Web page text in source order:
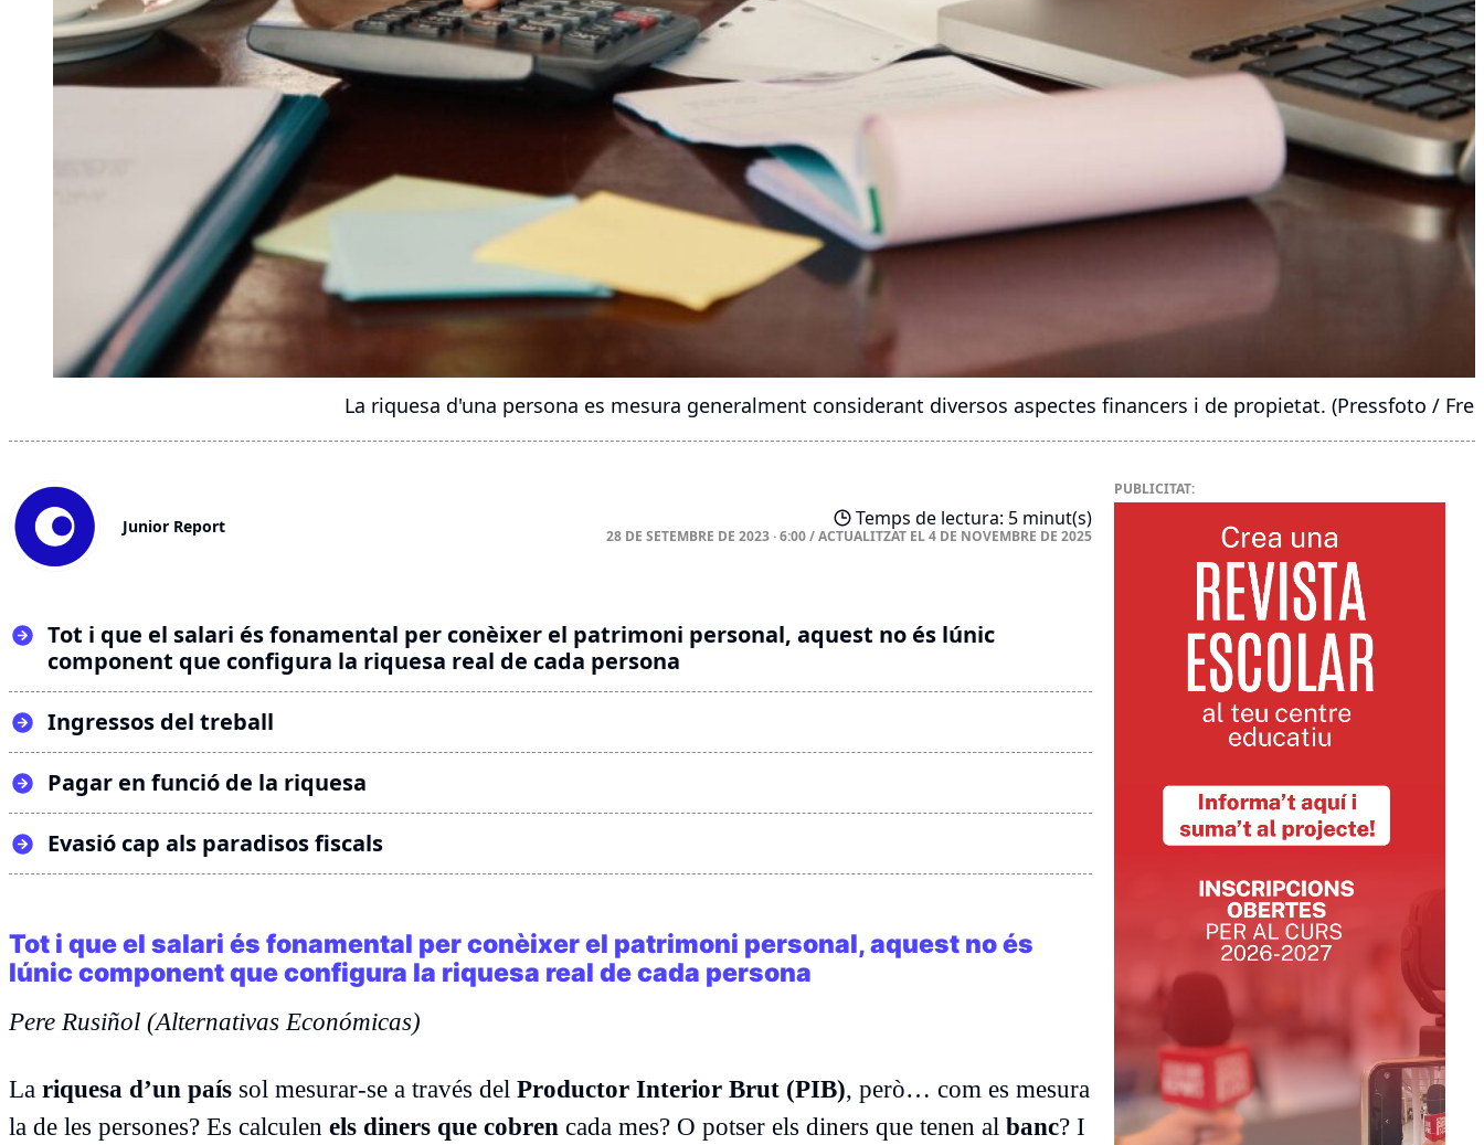
La riquesa d'una persona es mesura generalment considerant diversos aspectes financers i de propietat. (Pressfoto /
Junior Report Temps de lectura: 5 minut(s)
28 DE SETEMBRE DE 2023 · 6:00/ACTUALITZAT EL4 DE NOVEMBRE DE 2025
Tot i que el salari és fonamental per conèixer el patrimoni personal, aquest no és lúnic
component que configura la riquesa real de cada persona
Ingressos del treball
Pagar en funció de la riquesa
Evasió cap als paradisos fiscals
Tot i que el salari és fonamental per conèixer el patrimoni personal, aquest no és
lúnic component que configura la riquesa real de cada persona
Pere Rusiñol (Alternativas Económicas)
La riquesa d’un país sol mesurar-se a través del Productor Interior Brut (PIB), però… com es mesura
la de les persones? Es calculen els diners que cobren cada mes? O potser els diners que tenen al banc? I
PUBLICITAT: